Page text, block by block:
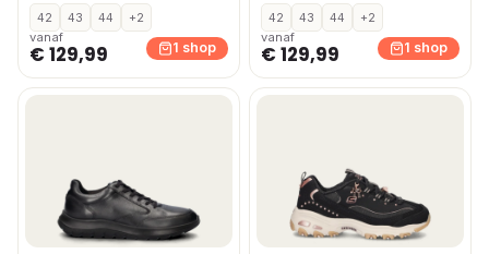
42 43 44
+2
vanaf
€ 129,99 1 shop
42 43 44
+2
vanaf
€ 129,99 1 shop